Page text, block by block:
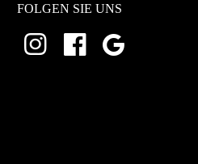
FOLGEN SIE UNS